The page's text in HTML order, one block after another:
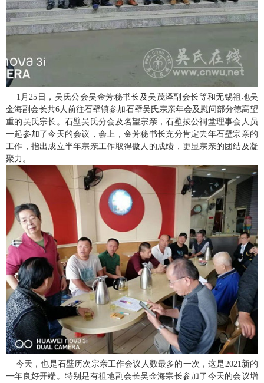
1月25日，吴氏公会吴金芳秘书长及吴茂泽副会长等和无锡祖地吴
金海副会长共6人前往石壁镇参加石壁吴氏宗亲年会及慰问部分德高望
重的吴氏宗长。石壁吴氏分会及名望宗亲，石壁拔公祠堂理事会人员
一起参加了今天的会议，会上，金芳秘书长充分肯定去年石壁宗亲的
工作，指出成立半年宗亲工作取得傲人的成绩，更显宗亲的团结及凝
聚力。
今天，也是石壁历次宗亲工作会议人数最多的一次，这是2021新的
一年良好开端。特别是有祖地副会长吴金海宗长参加了今天的会议增